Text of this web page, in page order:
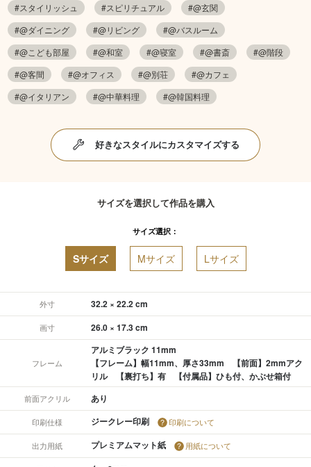
#スタイリッシュ
#スピリチュアル
#@玄関
#@ダイニング
#@リビング
#@バスルーム
#@こども部屋
#@和室 #@寝室 #@書斎
#@階段
#@客間
#@オフィス #@別荘
#@カフェ
#@イタリアン
#@中華料理 #@韓国料理
好きなスタイルにカスタマイズする
サイズを選択して作品を購入
サイズ選択：
Sサイズ Mサイズ Lサイズ
外寸 32.2 × 22.2 cm
画寸 26.0 × 17.3 cm
フレーム
アルミブラック 11mm
【フレーム】幅11mm、厚さ33mm 【前面】2mmアク
リル 【裏打ち】有 【付属品】ひも付、かぶせ箱付
前面アクリル あり
印刷仕様 ジークレー印刷 印刷について
出力用紙 プレミアムマット紙 用紙について